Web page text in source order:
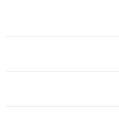
الهندسية التي ارتبطت
الشام ومصر خاصة، حيث يحرص
في الواجهات